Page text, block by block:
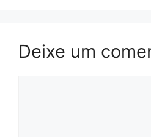
Deixe um